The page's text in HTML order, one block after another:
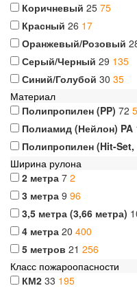
Коричневый 25 75
Красный 26 17
Оранжевый/Розовый
Серый/Черный 29 135
Синий/Голубой 30 35
Материал
Полипропилен (PP) 72
Полиамид (Нейлон) PA
Полипропилен (Hit-Set,
Ширина рулона
2 метра 7 2
3 метра 9 96
3,5 метра (3,66 метра)
4 метра 20 400
5 метров 21 256
Класс пожароопасности
КМ2 33 195